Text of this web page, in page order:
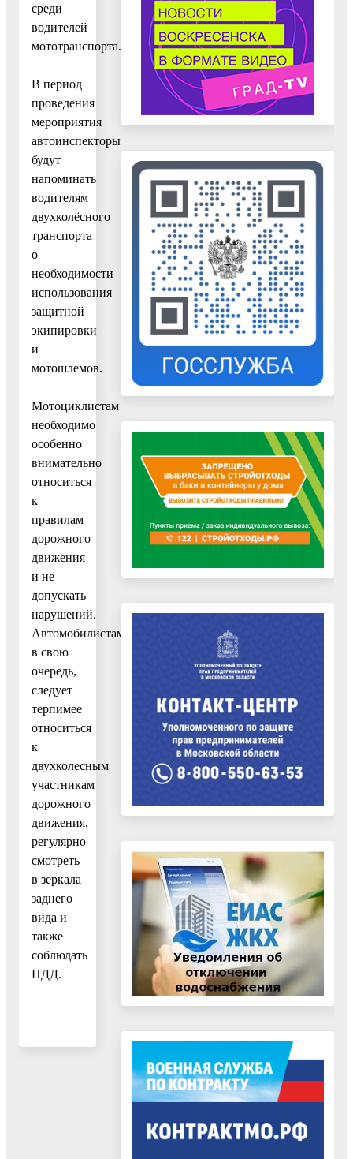
среди
водителей
мототранспорта.
В период
проведения
мероприятия
автоинспекторы
будут
напоминать
водителям
двухколёсного
транспорта
о
необходимости
использования
защитной
экипировки
и
мотошлемов.
Мотоциклистам
необходимо
особенно
внимательно
относиться
к
правилам
дорожного
движения
и не
допускать
нарушений.
Автомобилистам,
в свою
очередь,
следует
терпимее
относиться
к
двухколесным
участникам
дорожного
движения,
регулярно
смотреть
в зеркала
заднего
вида и
также
соблюдать
ПДД.